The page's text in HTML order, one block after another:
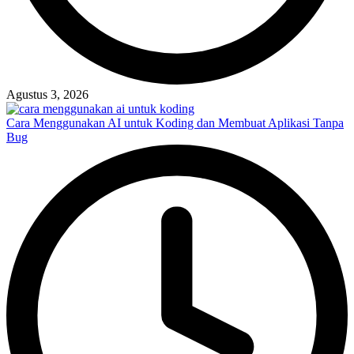
Agustus 3, 2026
Cara Menggunakan AI untuk Koding dan Membuat Aplikasi Tanpa
Bug